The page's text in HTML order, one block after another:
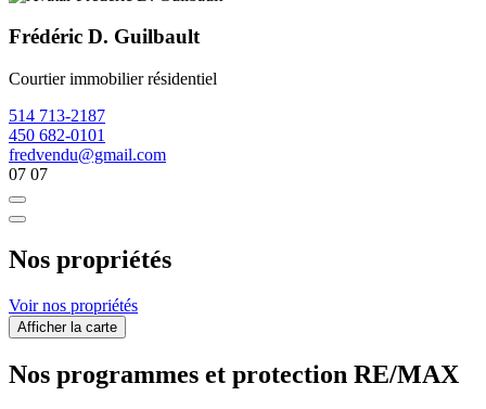
Frédéric D. Guilbault
Courtier immobilier résidentiel
514 713-2187
450 682-0101
fredvendu@gmail.com
07 07
Nos propriétés
Voir nos propriétés
Afficher la carte
Nos programmes et protection RE/MAX